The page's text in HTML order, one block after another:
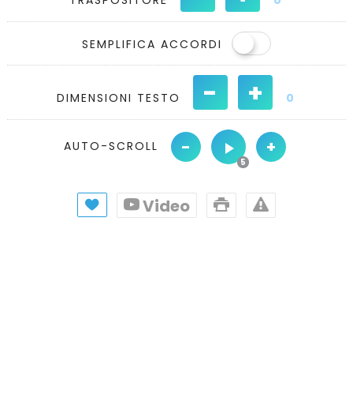
SEMPLIFICA ACCORDI
DIMENSIONI TESTO - + 0
AUTO-SCROLL - +
Video